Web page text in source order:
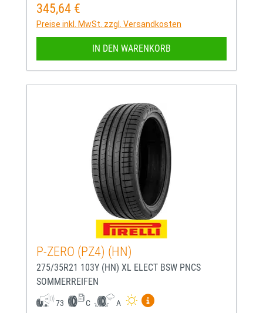
Regulärer Preis:
345,64 €
Preise inkl. MwSt. zzgl. Versandkosten
IN DEN WARENKORB
P-ZERO (PZ4) (HN)
275/35R21 103Y (HN) XL ELECT BSW PNCS
SOMMERREIFEN
73 C A
Mehr Informationen zum